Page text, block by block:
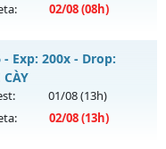
02/08(08h)
chủHÀ NỘI
- Exp: 200x - Drop:
CÀY
01/08(13h)
02/08(13h)